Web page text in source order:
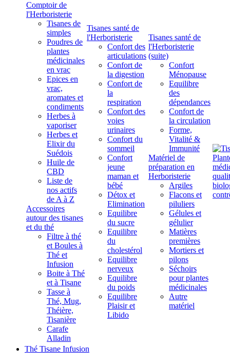
Comptoir de
l'Herboristerie
Tisanes de
simples
Poudres de
plantes
médicinales
en vrac
Epices en
vrac,
aromates et
condiments
Herbes à
vaporiser
Herbes et
Elixir du
Suédois
Huile de
CBD
Liste de
nos actifs
de A à Z
Accessoires
autour des tisanes
et du thé
Filtre à thé
et Boules à
Thé et
Infusion
Boite à Thé
et à Tisane
Tasse à
Thé, Mug,
Théière,
Tisanière
Carafe
Alladin
Tisanes santé de
l'Herboristerie
Confort des
articulations
Confort de
la digestion
Confort de
la
respiration
Confort des
voies
urinaires
Confort du
sommeil
Confort
jeune
maman et
bébé
Détox et
Elimination
Equilibre
du sucre
Equilibre
du
cholestérol
Equilibre
nerveux
Equilibre
du poids
Equilibre
Plaisir et
Libido
Tisanes santé de
l'Herboristerie
(suite)
Confort
Ménopause
Equilibre
des
dépendances
Confort de
la circulation
Forme,
Vitalité &
Immunité
Matériel de
préparation en
Herboristerie
Argiles
Flacons et
piluliers
Gélules et
gélulier
Matières
premières
Mortiers et
pilons
Séchoirs
pour plantes
médicinales
Autre
matériel
Thé Tisane Infusion